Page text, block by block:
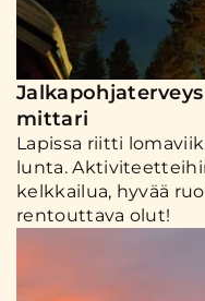
mittari
Lapissa riitti
lunta.
kelkkailua, hyvää
rentouttava olut!